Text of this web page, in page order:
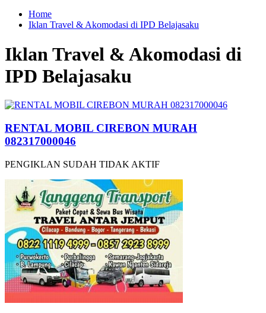
Home
Iklan Travel & Akomodasi di IPD Belajasaku
Iklan Travel & Akomodasi di
IPD Belajasaku
RENTAL MOBIL CIREBON MURAH
082317000046
PENGIKLAN SUDAH TIDAK AKTIF